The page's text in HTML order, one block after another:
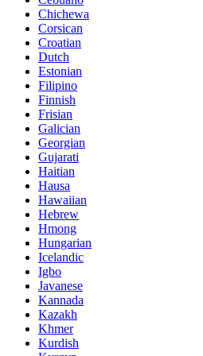
Chichewa
Corsican
Croatian
Dutch
Estonian
Filipino
Finnish
Frisian
Galician
Georgian
Gujarati
Haitian
Hausa
Hawaiian
Hebrew
Hmong
Hungarian
Icelandic
Igbo
Javanese
Kannada
Kazakh
Khmer
Kurdish